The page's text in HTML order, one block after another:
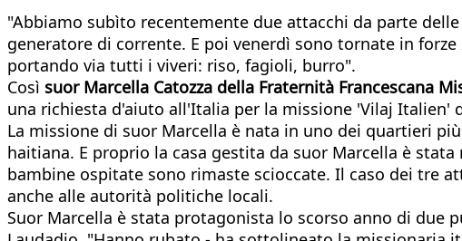
"Abbiamo subìto recentemente due attacchi da parte
generatore di corrente. E poi venerdì sono tornate in
portando via tutti i viveri: riso, fagioli, burro".
Così suor Marcella Catozza della Fraternità Francescana
una richiesta d'aiuto all'Italia per la missione 'Vilaj Italien'
La missione di suor Marcella è nata in uno dei quartieri
haitiana. E proprio la casa gestita da suor Marcella è
bambine ospitate sono rimaste scioccate. Il caso dei tre
anche alle autorità politiche locali.
Suor Marcella è stata protagonista lo scorso anno di due